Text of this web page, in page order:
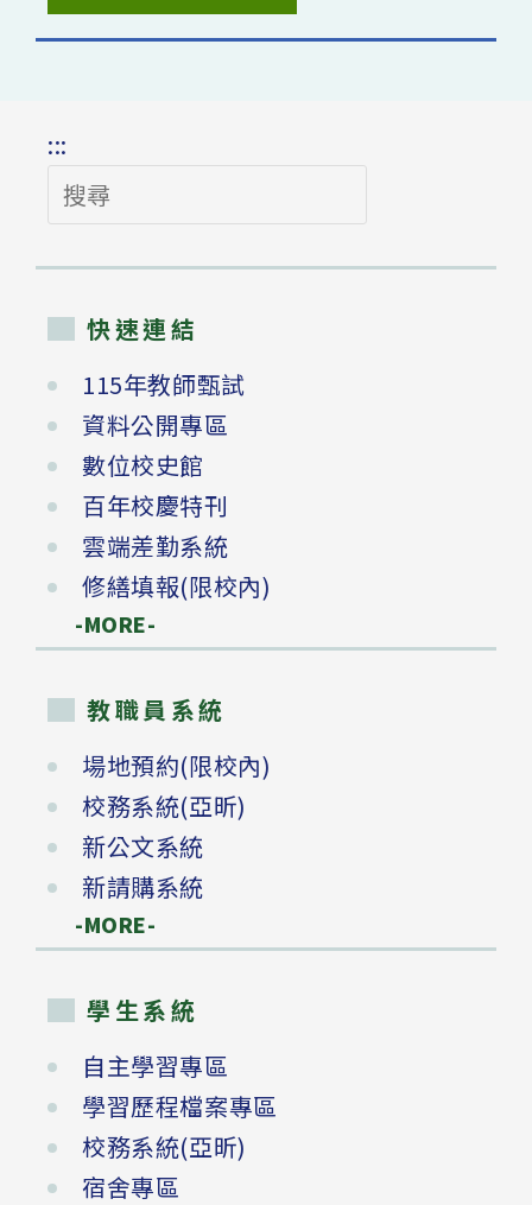
:::
搜
尋
快速連結
115年教師甄試
資料公開專區
數位校史館
百年校慶特刊
雲端差勤系統
修繕填報(限校內)
-MORE-
教職員系統
場地預約(限校內)
校務系統(亞昕)
新公文系統
新請購系統
-MORE-
學生系統
自主學習專區
學習歷程檔案專區
校務系統(亞昕)
宿舍專區